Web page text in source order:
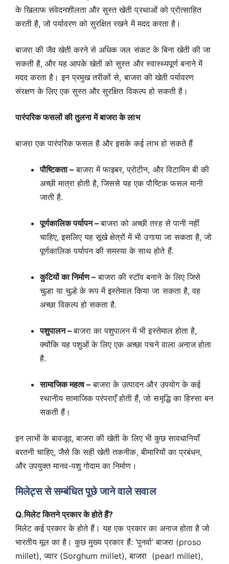
के खिलाफ संवेदनशीलता और सुस्त खेती प्रथाओं को प्रोत्साहित
करती है, जो पर्यावरण को सुरक्षित रखने में मदद करता है।
बाजरा की जैव खेती करने से अधिक जल संकट के बिना खेती की जा
सकती है, और यह आपके खेतों को सुस्त और स्वास्थ्यपूर्ण बनाने में
मदद करता है। इन प्रमुख तरीकों से, बाजरा की खेती पर्यावरण
संरक्षण के लिए एक सुस्त और सुरक्षित विकल्प हो सकती है।
पारंपरिक फसलों की तुलना में बाजरा के लाभ
बाजरा एक पारंपरिक फसल है और इसके कई लाभ हो सकते हैं
पौष्टिकता – बाजरा में फाइबर, प्रोटीन, और विटामिन बी की
अच्छी मात्रा होती है, जिससे यह एक पौष्टिक फसल मानी
जाती है.
पूर्णकालिक पर्यापन –बाजरा को अच्छी तरह से पानी नहीं
चाहिए, इसलिए यह सूखे क्षेत्रों में भी उगाया जा सकता है, जो
पूर्णकालिक पर्यापन की समस्या के साथ होते हैं.
कुटियों का निर्माण – बाजरा की स्टॉव बनाने के लिए जिसे
चुल्हा या चुल्हे के रूप में इस्तेमाल किया जा सकता है, वह
अच्छा विकल्प हो सकता है.
पशुपालन –बाजरा का पशुपालन में भी इस्तेमाल होता है,
क्योंकि यह पशुओं के लिए एक अच्छा पचने वाला अनाज होता
है.
सामाजिक महत्व – बाजरा के उत्पादन और उपयोग के कई
स्थानीय सामाजिक परंपराएँ होती हैं, जो समृद्धि का हिस्सा बन
सकती हैं।
इन लाभों के बावजूद, बाजरा की खेती के लिए भी कुछ सावधानियाँ
बरतनी चाहिए, जैसे कि सही खेती तकनीक, बीमारियों का प्रबंधन,
और उपयुक्त मानव-पशु गोदाम का निर्माण।
मिलेट्स से सम्बंधित पूछे जाने वाले सवाल
Q.मिलेट कितने प्रकार के होते हैं?
मिलेट कई प्रकार के होते हैं। यह एक प्रकार का अनाज होता है जो
भारतीय मूल का है। कुछ मुख्य प्रकार हैं: ‘पुनर्वा’ बाजरा (proso
millet), ज्वार (Sorghum millet), बाजरा (pearl millet),